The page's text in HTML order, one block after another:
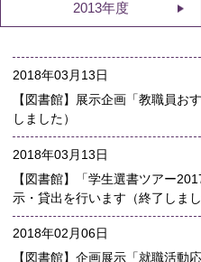
2013年度
2018年03月13日
【図書館】展示企画「教職員お
しました）
2018年03月13日
【図書館】「学生選書ツアー
示・貸出を行います（終了しまし
2018年02月06日
【図書館】企画展示「就職活